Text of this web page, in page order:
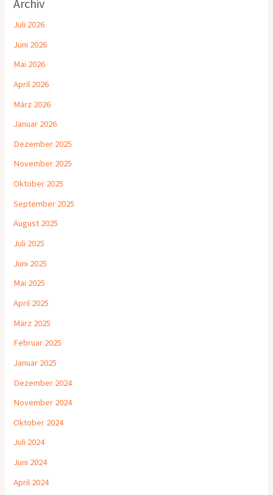
Archiv
Juli 2026
Juni 2026
Mai 2026
April 2026
März 2026
Januar 2026
Dezember 2025
November 2025
Oktober 2025
September 2025
August 2025
Juli 2025
Juni 2025
Mai 2025
April 2025
März 2025
Februar 2025
Januar 2025
Dezember 2024
November 2024
Oktober 2024
Juli 2024
Juni 2024
April 2024